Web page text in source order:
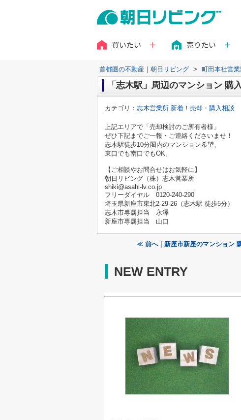
買いたい 売りたい
首都圏の不動産｜朝日リビング > 町田本社営
「志木駅」周辺のマンション 購
カテゴリ： 志木営業所 新着！売却・購入相談
上記エリアで「売却検討のご所有者様」
ぜひ下記までご一報・ご連絡くださいませ！
志木駅徒歩10分圏内のマンション希望、
東口でも南口でもOK。
【ご相談やお問合せはお気軽に】
朝日リビング（株）志木営業所
shiki@asahi-lv.co.jp
フリーダイヤル 0120-240-290
埼玉県新座市東北2-29-26（志木駅 徒歩5分）
志木市専属担当 永澤
新座市専属担当 山口
≪ 前へ｜新座市新座のマンション
NEW ENTRY